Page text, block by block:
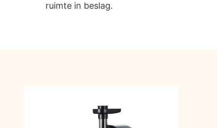
ruimte in beslag.